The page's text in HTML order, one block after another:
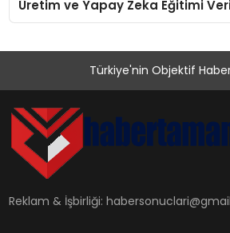
Üretim ve Yapay Zeka Eğitimi
Türkiye'nin Objektif
Reklam & İşbirliği: